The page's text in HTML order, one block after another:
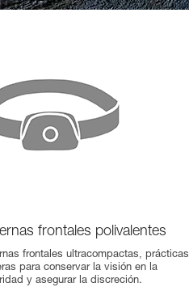
frontales polivalentes
frontales ultracompactas, prácticas
para conservar la visión en la
y asegurar la discreción.